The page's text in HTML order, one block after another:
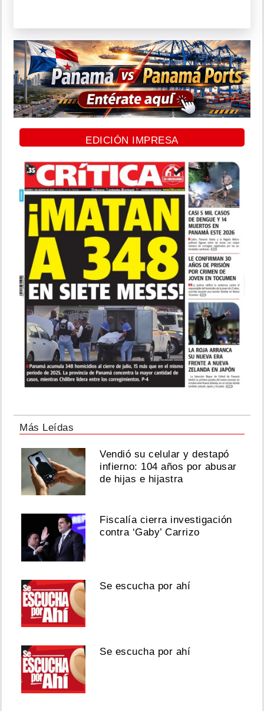
EDICIÓN IMPRESA
Más Leídas
Vendió su celular y destapó
infierno: 104 años por abusar
de hijas e hijastra
Fiscalía cierra investigación
contra ‘Gaby’ Carrizo
Se escucha por ahí
Se escucha por ahí